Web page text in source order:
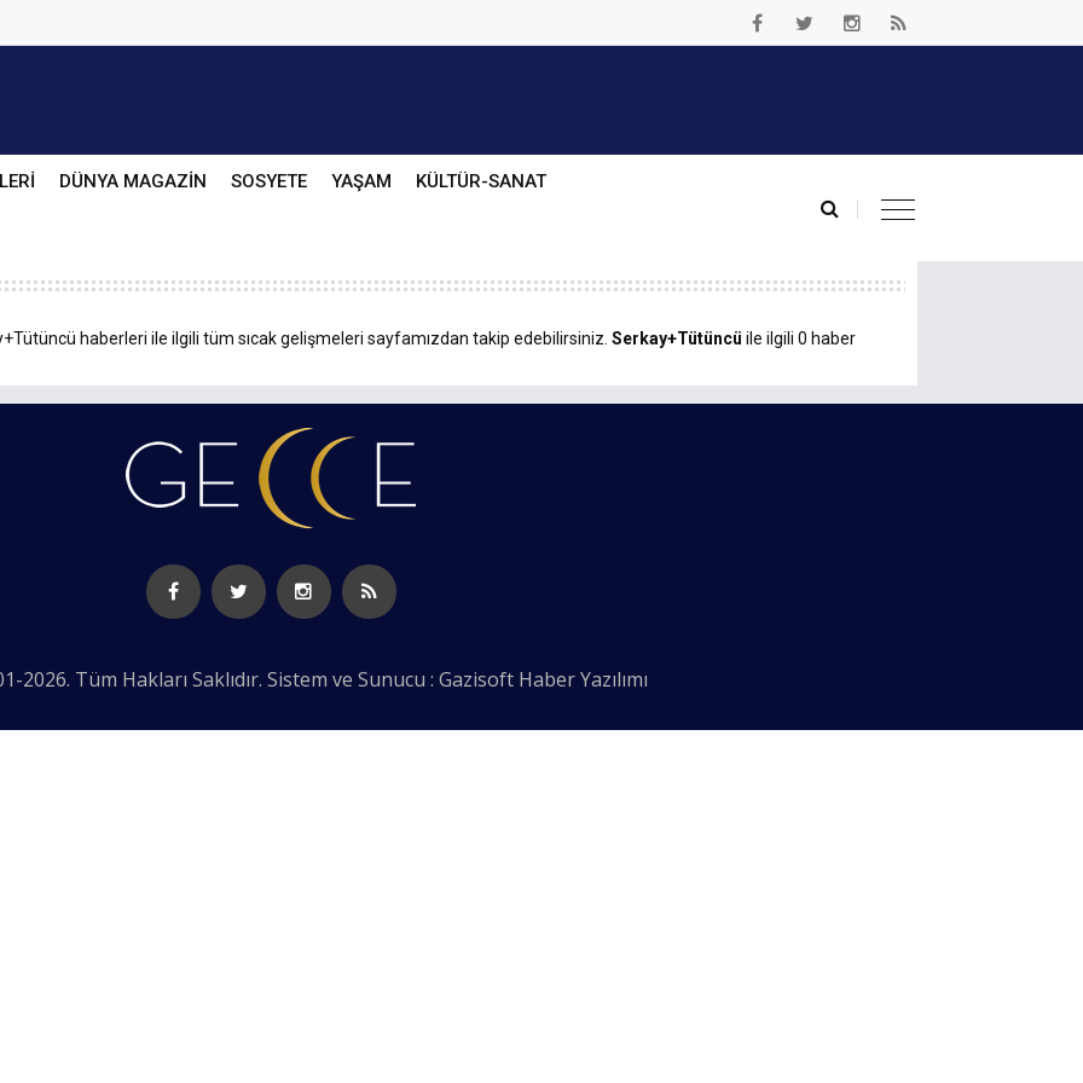
DÜNYA MAGAZİN SOSYETE YAŞAM KÜLTÜR-SANAT
haberleri ile ilgili tüm sıcak gelişmeleri sayfamızdan takip edebilirsiniz. Serkay+Tütüncü ile ilgili 0 haber
2026. Tüm Hakları Saklıdır. Sistem ve Sunucu : Gazisoft Haber Yazılımı